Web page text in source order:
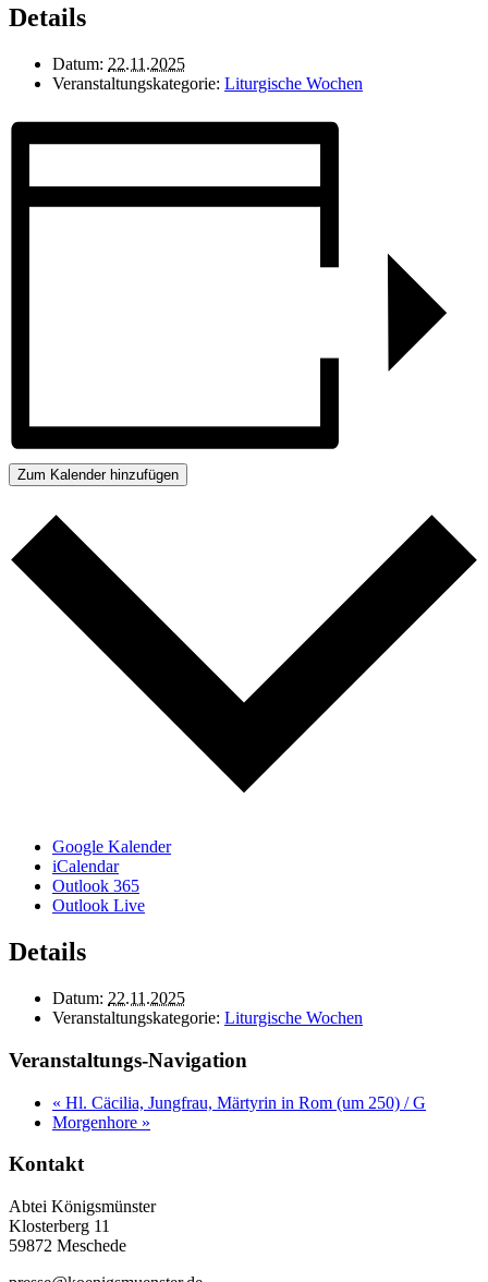
Details
Datum: 22.11.2025
Veranstaltungskategorie: Liturgische Wochen
Zum Kalender hinzufügen
Google Kalender
iCalendar
Outlook 365
Outlook Live
Details
Datum: 22.11.2025
Veranstaltungskategorie: Liturgische Wochen
Veranstaltungs-Navigation
« Hl. Cäcilia, Jungfrau, Märtyrin in Rom (um 250) / G
Morgenhore »
Kontakt
Abtei Königsmünster
Klosterberg 11
59872 Meschede